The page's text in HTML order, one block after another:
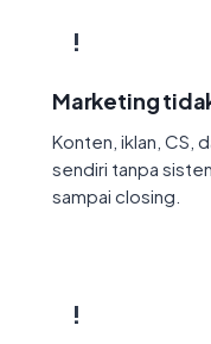
!
Marketing
Konten, iklan, CS,
sendiri tanpa
sampai closing.
!